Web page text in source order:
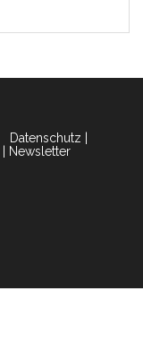
Datenschutz
Newsletter